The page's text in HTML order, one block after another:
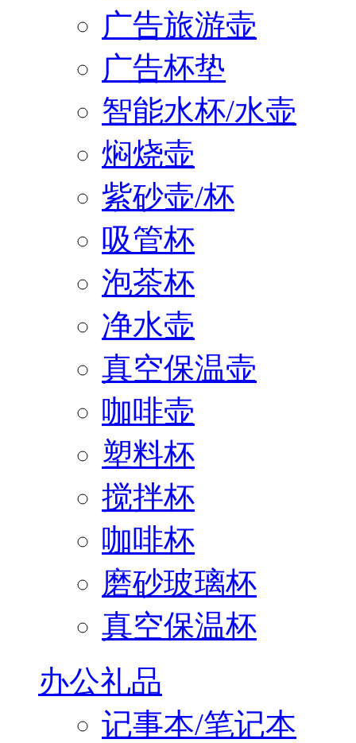
广告旅游壶
广告杯垫
智能水杯/水壶
焖烧壶
紫砂壶/杯
吸管杯
泡茶杯
净水壶
真空保温壶
咖啡壶
塑料杯
搅拌杯
咖啡杯
磨砂玻璃杯
真空保温杯
办公礼品
记事本/笔记本